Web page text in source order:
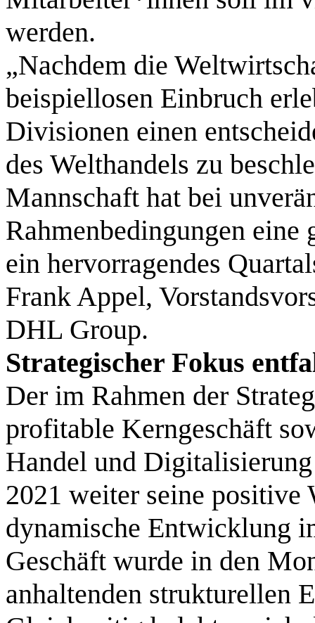
werden.
„Nachdem die
beispiellosen Einbruch
Divisionen einen
des Welthandels zu
Mannschaft hat bei
Rahmenbedingungen
ein hervorragendes
Frank Appel,
DHL Group.
Strategischer Fokus
Der im Rahmen der
profitable Kerngeschäft
Handel und
2021 weiter seine positive
dynamische Entwicklung
Geschäft wurde in den
anhaltenden strukturellen